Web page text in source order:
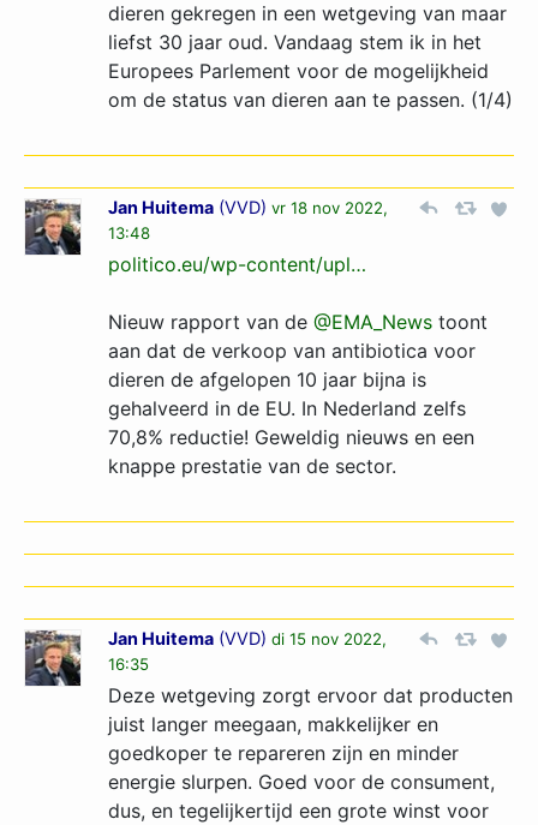
dieren gekregen in een wetgeving van maar
liefst 30 jaar oud. Vandaag stem ik in het
Europees Parlement voor de mogelijkheid
om de status van dieren aan te passen. (1/4)
Jan Huitema (VVD) vr 18 nov 2022,
13:48
politico.eu/wp-content/upl­…­
Nieuw rapport van de @EMA_News toont
aan dat de verkoop van antibiotica voor
dieren de afgelopen 10 jaar bijna is
gehalveerd in de EU. In Nederland zelfs
70,8% reductie! Geweldig nieuws en een
knappe prestatie van de sector.
Jan Huitema (VVD) di 15 nov 2022,
16:35
Deze wetgeving zorgt ervoor dat producten
juist langer meegaan, makkelijker en
goedkoper te repareren zijn en minder
energie slurpen. Goed voor de consument,
dus, en tegelijkertijd een grote winst voor